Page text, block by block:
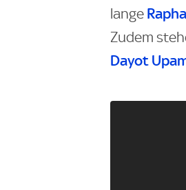
lange
Zudem
Dayot